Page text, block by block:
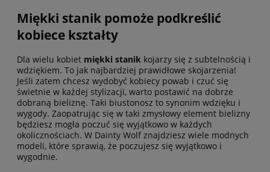
Miękki stanik pomoże podkreślić
kobiece kształty
Dla wielu kobiet miękki stanik kojarzy się z subtelnością i
wdziękiem. To jak najbardziej prawidłowe skojarzenia!
Jeśli zatem chcesz wydobyć kobiecy powab i czuć się
świetnie w każdej stylizacji, warto postawić na dobrze
dobraną bieliznę. Taki biustonosz to synonim wdzięku i
wygody. Zaopatrując się w taki zmysłowy element bielizny
będziesz mogła poczuć się wyjątkowo w każdych
okolicznościach. W Dainty Wolf znajdziesz wiele modnych
modeli, które sprawią, że poczujesz się wyjątkowo i
wygodnie.